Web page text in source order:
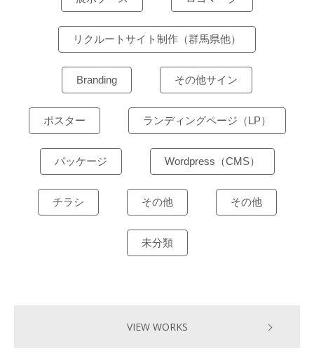
リクルートサイト制作（群馬県他）
Branding その他サイン
ポスター ランディングページ（LP）
パッケージ Wordpress（CMS）
チラシ その他 その他
未分類
VIEW WORKS